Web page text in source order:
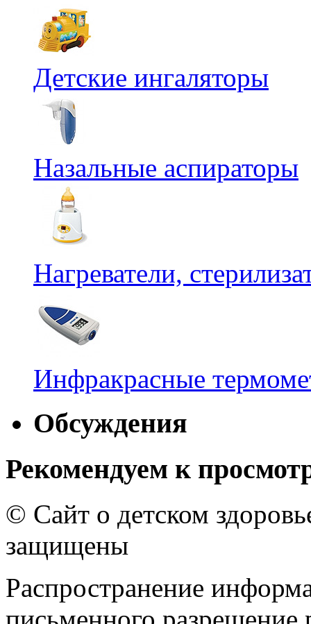
Детские ингаляторы
Назальные аспираторы
Нагреватели,
Инфракрасные
Обсуждения
Рекомендуем к
© Сайт о детском
защищены
Распространение